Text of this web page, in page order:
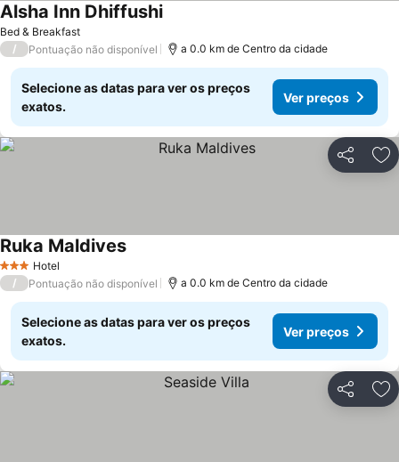
Bed & Breakfast
Alsha Inn DhiffushiVer preços
/ Pontuação não disponível a 0.0 km de Centro da cidade
Selecione as datas para ver os preços
exatos.
Ver preços
Partilhar
3 EstrelasHotel
Ruka MaldivesVer preços
/ Pontuação não disponível a 0.0 km de Centro da cidade
Selecione as datas para ver os preços
exatos.
Ver preços
Partilhar